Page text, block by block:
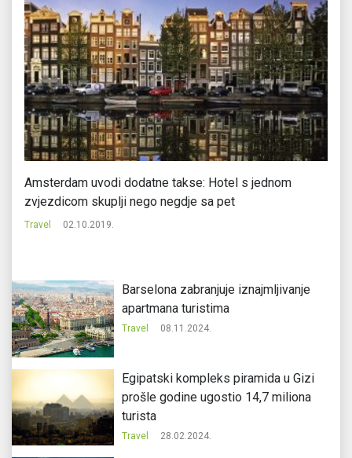
Amsterdam uvodi dodatne takse: Hotel s jednom
zvjezdicom skuplji nego negdje sa pet
Travel 02.10.2019.
Barselona zabranjuje iznajmljivanje
apartmana turistima
Travel 08.11.2024.
Egipatski kompleks piramida u Gizi
prošle godine ugostio 14,7 miliona
turista
Travel 28.02.2024.